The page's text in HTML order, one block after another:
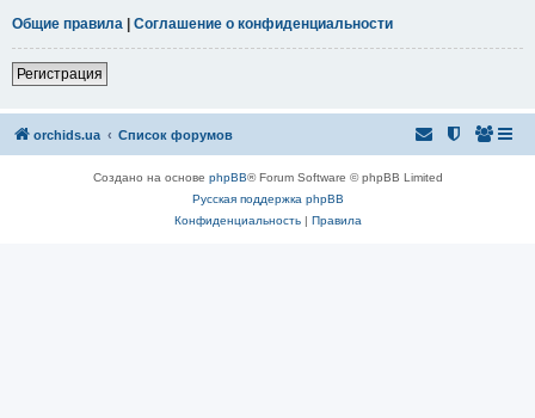
Общие правила | Соглашение о конфиденциальности
Регистрация
orchids.ua Список форумов
Создано на основе phpBB® Forum Software © phpBB Limited
Русская поддержка phpBB
Конфиденциальность| Правила